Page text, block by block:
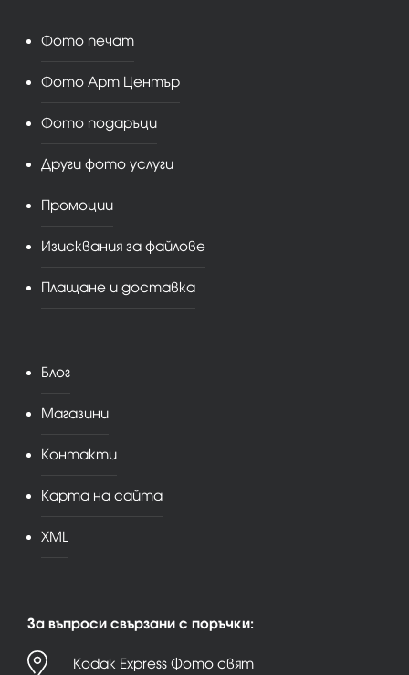
Фото печат
Фото Арт Център
Фото подаръци
Други фото услуги
Промоции
Изисквания за файлове
Плащане и доставка
Блог
Магазини
Контакти
Карта на сайта
XML
За въпроси свързани с поръчки:
Kodak Express Фото свят